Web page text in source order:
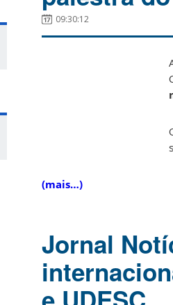
09:30:12
(mais…)
Jornal